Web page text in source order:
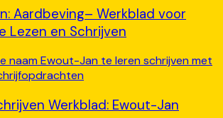
Aardbeving– Werkblad voor
Lezen en Schrijven
Werkblad: Ewout-Jan